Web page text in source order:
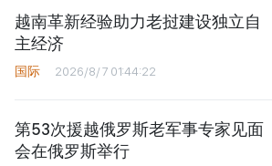
越南革新经验助力老挝建设独立自
主经济
国际 2026/8/7 01:44:22
第53次援越俄罗斯老军事专家见面
会在俄罗斯举行